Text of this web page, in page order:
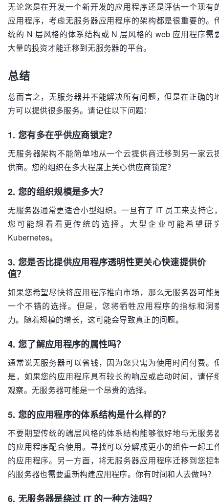
无论您是在开发一个新开发的应用程序还是评估一个现有
应用程序，考虑无服务器应用程序的架构都是很重要的。
统的 N 层风格的体系结构或 N 层风格的 web 应用程序需
大量的投资才能迁移到无服务器的平台。
总结
总而言之，无服务器并不能解决所有问题，但是在正确的
方可以提供很多服务。请记住以下问题：
1. 您有多在乎供应商锁定？
无服务器架构不能简单地从一个云提供商迁移到另一家云
供商。您的组织在多大程度上关心供应商锁定？
2. 您的组织规模是多大？
无服务器通常更适合小型组织。一旦有了 IT 员工来支持它
您可能想看看更传统的选择。大型企业可能希望研
Kubernetes。
3. 您是否比提供应用程序透明性更关心快速提供价
值？
如果您希望尽快将应用程序推向市场，那么无服务器可能
一个不错的选择。但是，您将牺牲应用程序的指标和洞
力。随着规模的增长，这可能会导致真正的问题。
4. 您了解应用程序的属性吗？
通常说无服务器可以省钱，因为您只需为使用时间付费。
是，如果您的应用程序具有较长的响应或启动时间，请仔
观察。无服务器可能是一个昂贵的选择。
5. 您的应用程序的体系结构是什么样的？
不要期望传统的端层风格的体系结构能够很好地与无服务
的应用程序配合使用。寻找可以分解成更小的组件一起工
的应用程序。另一方面，将无服务器应用程序迁移到您控
的服务器也需要重新构建应用程序。你有时间和人去做吗？
6. 无服务器是绕过 IT 的一种方法吗？